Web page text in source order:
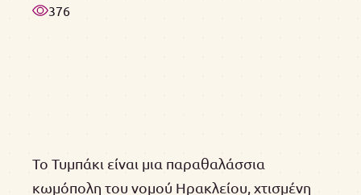
376
Το Τυμπάκι είναι μια παραθαλάσσια
κωμόπολη του νομού Ηρακλείου, χτισμένη